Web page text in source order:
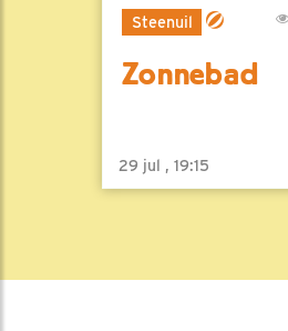
Steenuil
Zonnebad
29 jul , 19:15